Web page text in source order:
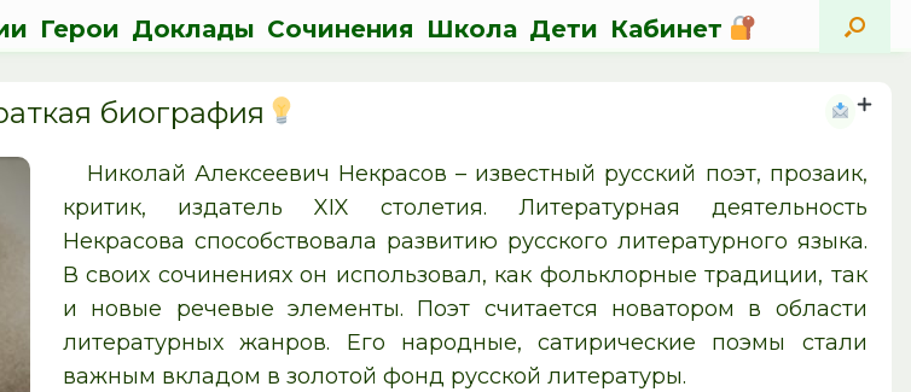
Герои Доклады Сочинения Школа Дети Кабинет
биография
Николай Алексеевич Некрасов – известный русский поэт, прозаик,
критик, издатель XIX столетия. Литературная деятельность
Некрасова способствовала развитию русского литературного языка.
В своих сочинениях он использовал, как фольклорные традиции, так
и новые речевые элементы. Поэт считается новатором в области
литературных жанров. Его народные, сатирические поэмы стали
важным вкладом в золотой фонд русской литературы.